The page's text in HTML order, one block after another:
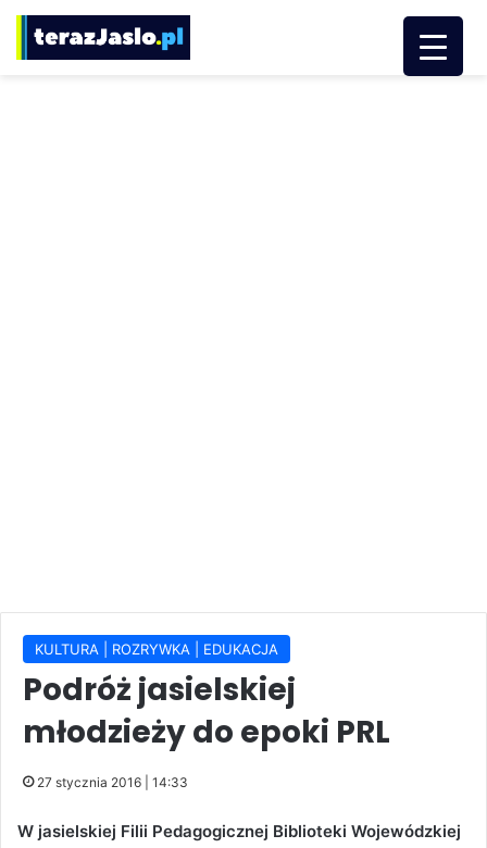
KULTURA | ROZRYWKA | EDUKACJA
Podróż jasielskiej
młodzieży do epoki PRL
27 stycznia 2016 | 14:33
W jasielskiej Filii Pedagogicznej Biblioteki Wojewódzkiej